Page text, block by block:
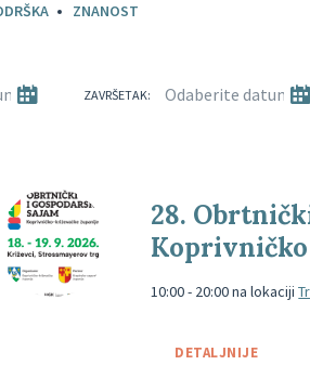
ZNANOST
ZAVRŠETAK:
ogs2026-
1080x1350
28.
10:00 - 20:00na lokaciji
DETALJNIJE